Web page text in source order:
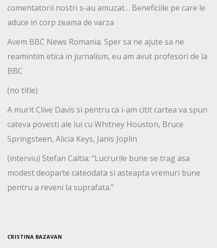
comentatorii nostri s-au amuzat… Beneficiile pe care le
aduce in corp zeama de varza
Avem BBC News Romania. Sper sa ne ajute sa ne
reamintim etica in jurnalism, eu am avut profesori de la
BBC
(no title)
A murit Clive Davis si pentru ca i-am citit cartea va spun
cateva povesti ale lui cu Whitney Houston, Bruce
Springsteen, Alicia Keys, Janis Joplin
(interviu) Stefan Caltia: “Lucrurile bune se trag asa
modest deoparte cateodata si asteapta vremuri bune
pentru a reveni la suprafata.”
CRISTINA BAZAVAN